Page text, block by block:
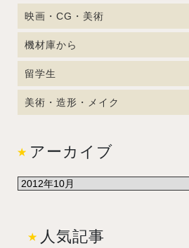
映画・CG・美術
機材庫から
留学生
美術・造形・メイク
アーカイブ
人気記事